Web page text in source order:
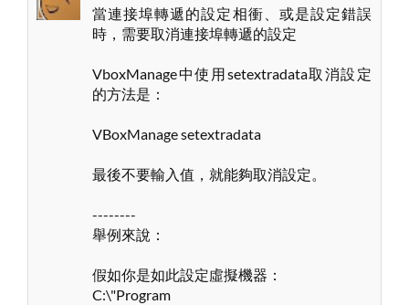
當連接埠轉遞的設定相衝、或是設定錯誤
時，需要取消連接埠轉遞的設定
VboxManage中使用setextradata取消設定
的方法是：
VBoxManage setextradata
最後不要輸入值，就能夠取消設定。
--------
舉例來說：
假如你是如此設定虛擬機器：
C:\"Program